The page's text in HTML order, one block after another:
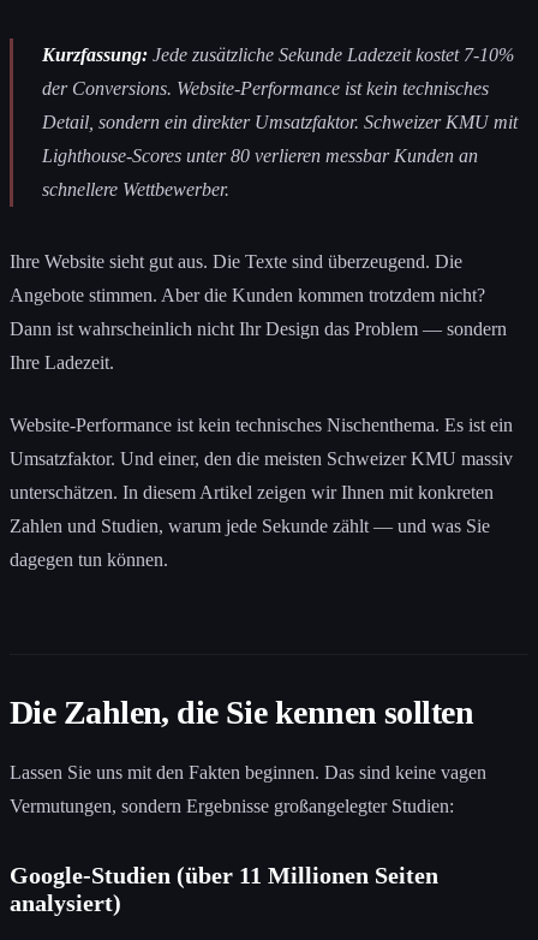
Kurzfassung: Jede zusätzliche Sekunde Ladezeit kostet 7-10%
der Conversions. Website-Performance ist kein technisches
Detail, sondern ein direkter Umsatzfaktor. Schweizer KMU mit
Lighthouse-Scores unter 80 verlieren messbar Kunden an
schnellere Wettbewerber.
Ihre Website sieht gut aus. Die Texte sind überzeugend. Die
Angebote stimmen. Aber die Kunden kommen trotzdem nicht?
Dann ist wahrscheinlich nicht Ihr Design das Problem — sondern
Ihre Ladezeit.
Website-Performance ist kein technisches Nischenthema. Es ist ein
Umsatzfaktor. Und einer, den die meisten Schweizer KMU massiv
unterschätzen. In diesem Artikel zeigen wir Ihnen mit konkreten
Zahlen und Studien, warum jede Sekunde zählt — und was Sie
dagegen tun können.
Die Zahlen, die Sie kennen sollten
Lassen Sie uns mit den Fakten beginnen. Das sind keine vagen
Vermutungen, sondern Ergebnisse großangelegter Studien:
Google-Studien (über 11 Millionen Seiten
analysiert)